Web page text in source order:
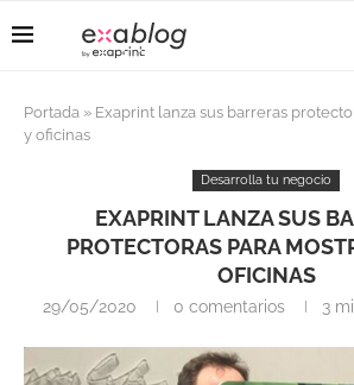
Portada » Exaprint lanza sus barreras
y oficinas
Desarrolla tu negocio
EXAPRINT LANZA SUS
PROTECTORAS PARA
OFICINAS
29/05/2020 0 comentarios 3